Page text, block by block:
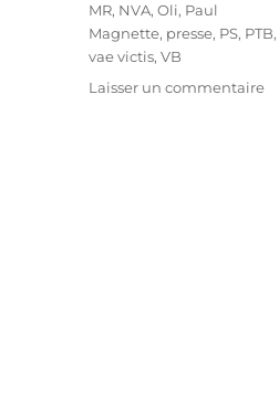
MR, NVA,Oli, Paul
Magnette, presse, PS, PTB,
vae victis,VB
Laisser un commentairesur